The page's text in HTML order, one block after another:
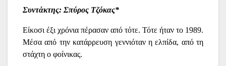
Συντάκτης: Σπύρος Τζόκας*
Είκοσι έξι χρόνια πέρασαν από τότε. Τότε ήταν το 1989.
Μέσα από την κατάρρευση γεννιόταν η ελπίδα, από τη
στάχτη ο φοίνικας.